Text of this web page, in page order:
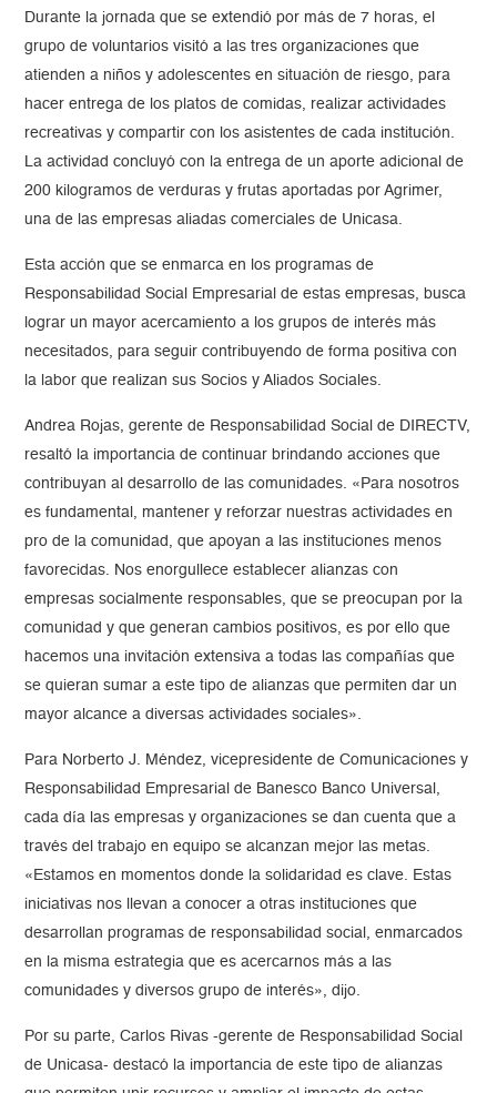
Durante la jornada que se extendió por más de 7 horas, el
grupo de voluntarios visitó a las tres organizaciones que
atienden a niños y adolescentes en situación de riesgo, para
hacer entrega de los platos de comidas, realizar actividades
recreativas y compartir con los asistentes de cada institución.
La actividad concluyó con la entrega de un aporte adicional de
200 kilogramos de verduras y frutas aportadas por Agrimer,
una de las empresas aliadas comerciales de Unicasa.
Esta acción que se enmarca en los programas de
Responsabilidad Social Empresarial de estas empresas, busca
lograr un mayor acercamiento a los grupos de interés más
necesitados, para seguir contribuyendo de forma positiva con
la labor que realizan sus Socios y Aliados Sociales.
Andrea Rojas, gerente de Responsabilidad Social de DIRECTV,
resaltó la importancia de continuar brindando acciones que
contribuyan al desarrollo de las comunidades. «Para nosotros
es fundamental, mantener y reforzar nuestras actividades en
pro de la comunidad, que apoyan a las instituciones menos
favorecidas. Nos enorgullece establecer alianzas con
empresas socialmente responsables, que se preocupan por la
comunidad y que generan cambios positivos, es por ello que
hacemos una invitación extensiva a todas las compañías que
se quieran sumar a este tipo de alianzas que permiten dar un
mayor alcance a diversas actividades sociales».
Para Norberto J. Méndez, vicepresidente de Comunicaciones y
Responsabilidad Empresarial de Banesco Banco Universal,
cada día las empresas y organizaciones se dan cuenta que a
través del trabajo en equipo se alcanzan mejor las metas.
«Estamos en momentos donde la solidaridad es clave. Estas
iniciativas nos llevan a conocer a otras instituciones que
desarrollan programas de responsabilidad social, enmarcados
en la misma estrategia que es acercarnos más a las
comunidades y diversos grupo de interés», dijo.
Por su parte, Carlos Rivas -gerente de Responsabilidad Social
de Unicasa- destacó la importancia de este tipo de alianzas